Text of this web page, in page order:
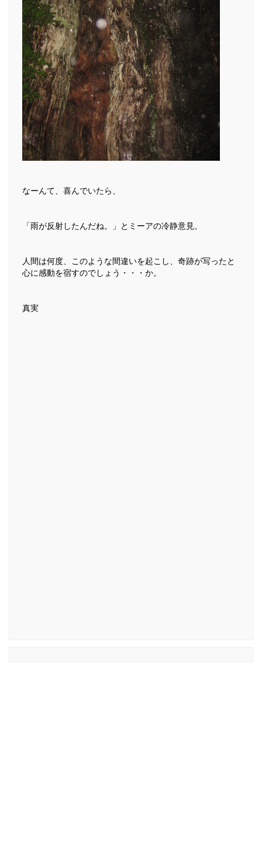
なーんて、喜んでいたら、
「雨が反射したんだね。」とミーアの冷静意見。
人間は何度、このような間違いを起こし、奇跡が写ったと
心に感動を宿すのでしょう・・・か。
真実